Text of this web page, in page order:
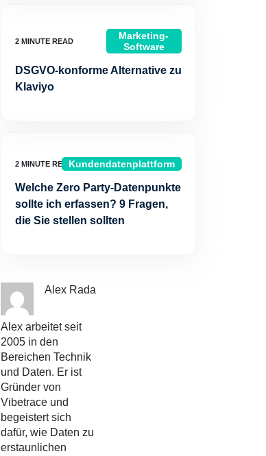
Marketing-
Software
DSGVO-konforme Alternative zu
Klaviyo
Kundendatenplattform
Welche Zero Party-Datenpunkte
sollte ich erfassen? 9 Fragen,
die Sie stellen sollten
Alex Rada
Alex arbeitet seit
2005 in den
Bereichen Technik
und Daten. Er ist
Gründer von
Vibetrace und
begeistert sich
dafür, wie Daten zu
erstaunlichen